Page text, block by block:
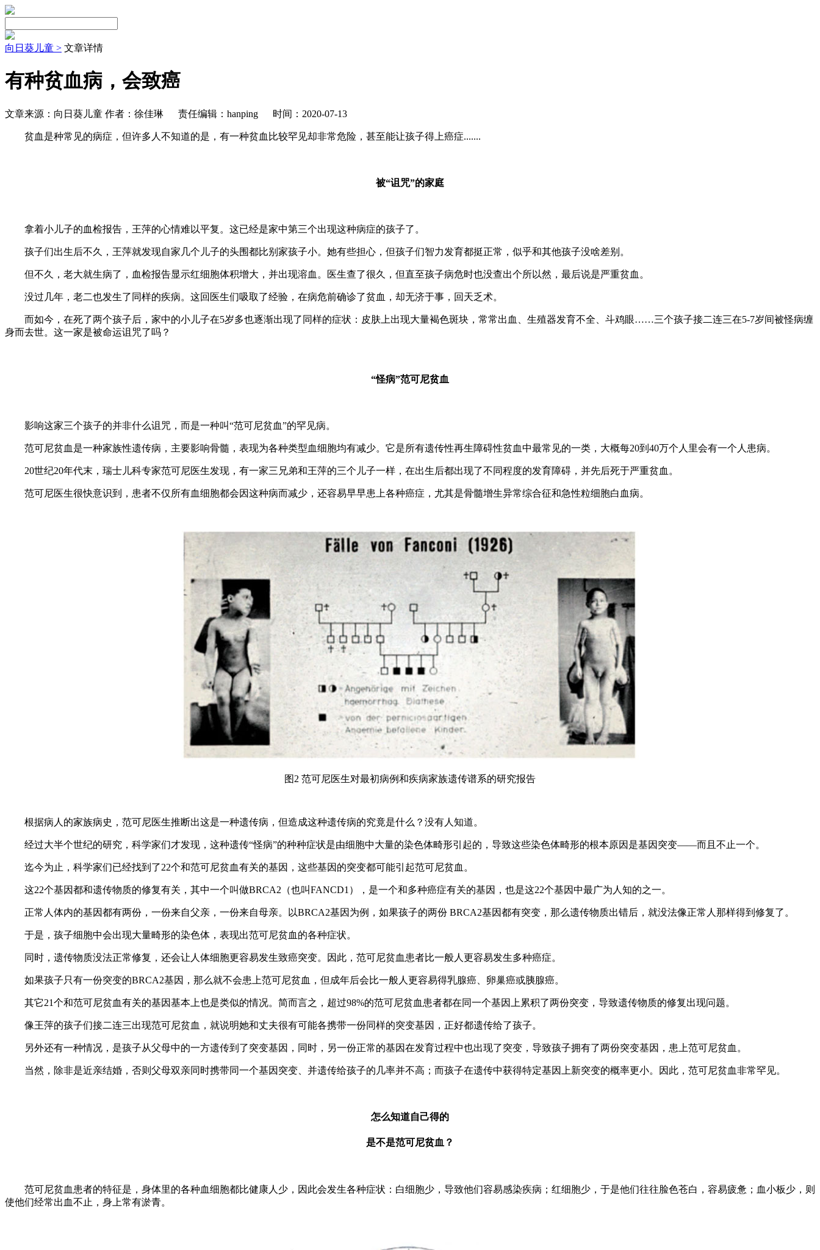
向日葵儿童 > 文章详情
有种贫血病，会致癌
文章来源：向日葵儿童 作者：徐佳琳 责任编辑：hanping 时间：2020-07-13
贫血是种常见的病症，但许多人不知道的是，有一种贫血比较罕见却非常危险，甚至能让孩子得上癌症.......
被“诅咒”的家庭
拿着小儿子的血检报告，王萍的心情难以平复。这已经是家中第三个出现这种病症的孩子了。
孩子们出生后不久，王萍就发现自家几个儿子的头围都比别家孩子小。她有些担心，但孩子们智力发育都挺正常，似乎和其他孩子没啥差别。
但不久，老大就生病了，血检报告显示红细胞体积增大，并出现溶血。医生查了很久，但直至孩子病危时也没查出个所以然，最后说是严重贫血。
没过几年，老二也发生了同样的疾病。这回医生们吸取了经验，在病危前确诊了贫血，却无济于事，回天乏术。
而如今，在死了两个孩子后，家中的小儿子在5岁多也逐渐出现了同样的症状：皮肤上出现大量褐色斑块，常常出血、生殖器发育不全、斗鸡眼……三个孩子接二连三在5-7岁间被怪病缠
身而去世。这一家是被命运诅咒了吗？
“怪病”范可尼贫血
影响这家三个孩子的并非什么诅咒，而是一种叫“范可尼贫血”的罕见病。
范可尼贫血是一种家族性遗传病，主要影响骨髓，表现为各种类型血细胞均有减少。它是所有遗传性再生障碍性贫血中最常见的一类，大概每20到40万个人里会有一个人患病。
20世纪20年代末，瑞士儿科专家范可尼医生发现，有一家三兄弟和王萍的三个儿子一样，在出生后都出现了不同程度的发育障碍，并先后死于严重贫血。
范可尼医生很快意识到，患者不仅所有血细胞都会因这种病而减少，还容易早早患上各种癌症，尤其是骨髓增生异常综合征和急性粒细胞白血病。
图2 范可尼医生对最初病例和疾病家族遗传谱系的研究报告
根据病人的家族病史，范可尼医生推断出这是一种遗传病，但造成这种遗传病的究竟是什么？没有人知道。
经过大半个世纪的研究，科学家们才发现，这种遗传“怪病”的种种症状是由细胞中大量的染色体畸形引起的，导致这些染色体畸形的根本原因是基因突变——而且不止一个。
迄今为止，科学家们已经找到了22个和范可尼贫血有关的基因，这些基因的突变都可能引起范可尼贫血。
这22个基因都和遗传物质的修复有关，其中一个叫做BRCA2（也叫FANCD1），是一个和多种癌症有关的基因，也是这22个基因中最广为人知的之一。
正常人体内的基因都有两份，一份来自父亲，一份来自母亲。以BRCA2基因为例，如果孩子的两份 BRCA2基因都有突变，那么遗传物质出错后，就没法像正常人那样得到修复了。
于是，孩子细胞中会出现大量畸形的染色体，表现出范可尼贫血的各种症状。
同时，遗传物质没法正常修复，还会让人体细胞更容易发生致癌突变。因此，范可尼贫血患者比一般人更容易发生多种癌症。
如果孩子只有一份突变的BRCA2基因，那么就不会患上范可尼贫血，但成年后会比一般人更容易得乳腺癌、卵巢癌或胰腺癌。
其它21个和范可尼贫血有关的基因基本上也是类似的情况。简而言之，超过98%的范可尼贫血患者都在同一个基因上累积了两份突变，导致遗传物质的修复出现问题。
像王萍的孩子们接二连三出现范可尼贫血，就说明她和丈夫很有可能各携带一份同样的突变基因，正好都遗传给了孩子。
另外还有一种情况，是孩子从父母中的一方遗传到了突变基因，同时，另一份正常的基因在发育过程中也出现了突变，导致孩子拥有了两份突变基因，患上范可尼贫血。
当然，除非是近亲结婚，否则父母双亲同时携带同一个基因突变、并遗传给孩子的几率并不高；而孩子在遗传中获得特定基因上新突变的概率更小。因此，范可尼贫血非常罕见。
怎么知道自己得的
是不是范可尼贫血？
范可尼贫血患者的特征是，身体里的各种血细胞都比健康人少，因此会发生各种症状：白细胞少，导致他们容易感染疾病；红细胞少，于是他们往往脸色苍白，容易疲惫；血小板少，则
使他们经常出血不止，身上常有淤青。